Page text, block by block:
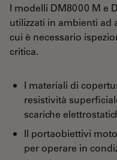
I modelli DM8000 M e
utilizzati in ambienti ad
cui è necessario
critica.
I materiali di
resistività
scariche
Il portaobiettivi
per operare in